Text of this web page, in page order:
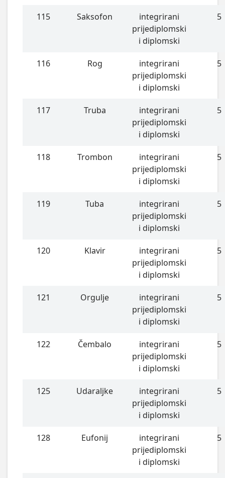
115 Saksofon
integrirani
prijediplomski
i diplomski
5
116 Rog
integrirani
prijediplomski
i diplomski
5
117 Truba
integrirani
prijediplomski
i diplomski
5
118 Trombon
integrirani
prijediplomski
i diplomski
5
119 Tuba
integrirani
prijediplomski
i diplomski
5
120 Klavir
integrirani
prijediplomski
i diplomski
5
121 Orgulje
integrirani
prijediplomski
i diplomski
5
122 Čembalo
integrirani
prijediplomski
i diplomski
5
125 Udaraljke
integrirani
prijediplomski
i diplomski
5
128 Eufonij
integrirani
prijediplomski
i diplomski
5